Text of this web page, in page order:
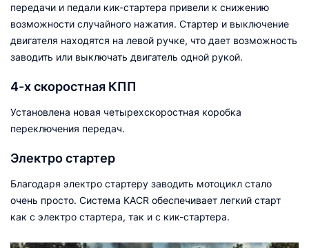
передачи и педали кик-стартера привели к снижению
возможности случайного нажатия. Стартер и выключение
двигателя находятся на левой ручке, что дает возможность
заводить или выключать двигатель одной рукой.
4-х скоростная КПП
Установлена новая четырехскоростная коробка
переключения передач.
Электро стартер
Благодаря электро стартеру заводить мотоцикл стало
очень просто. Система KACR обеспечивает легкий старт
как с электро стартера, так и с кик-стартера.